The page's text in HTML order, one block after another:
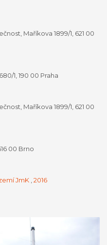
Maříkova 1899/1, 621 00
1, 190 00 Praha
Maříkova 1899/1, 621 00
00 Brno
JmK 2016